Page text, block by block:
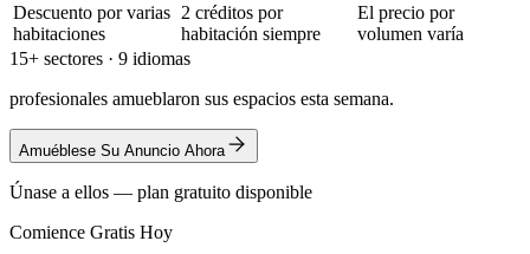
Descuento por varias
habitaciones
2 créditos por
habitación siempre
El precio por
volumen varía
15+ sectores · 9 idiomas
profesionales amueblaron sus espacios esta semana.
Amuéblese Su Anuncio Ahora
Únase a ellos — plan gratuito disponible
Comience Gratis Hoy